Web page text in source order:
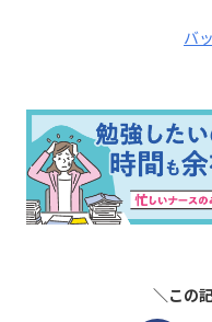
バ
＼この